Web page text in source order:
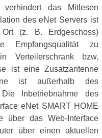
verhindert das Mitlesen
des eNet Servers ist
(z. B. Erdgeschoss)
Empfangsqualität zu
Verteilerschrank bzw.
ist eine Zusatzantenne
ist außerhalb des
Inbetriebnahme des
eNet SMART HOME
über das Web-Interface
über einen aktuellen